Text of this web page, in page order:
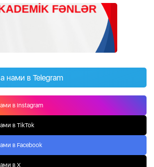
нами в Telegram
в Instagram
в TikTok
в Facebook
в X